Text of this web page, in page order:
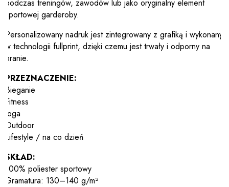
podczas treningów, zawodów lub jako oryginalny element
sportowej garderoby.
Personalizowany nadruk jest zintegrowany z grafiką i wykonany
w technologii fullprint, dzięki czemu jest trwały i odporny na
pranie.
PRZEZNACZENIE:
Bieganie
Fitness
Joga
Outdoor
Lifestyle / na co dzień
SKŁAD:
100% poliester sportowy
Gramatura: 130–140 g/m²